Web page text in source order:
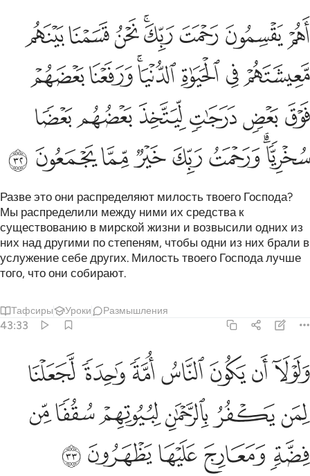
اهم يقسمون رحمت ربك نحن قسمنا بينهم معيشتهم في الحياة
أَهُمْ يَقْسِمُونَ رَحْمَتَ رَبِّكَ ۚ نَحْنُ قَسَمْنَا بَيْنَهُم مَّعِيشَتَهُمْ فِى
ﲨﲩﲪﲫﲬﲭﲮﲯ
ﲰﲱﲲﲳﲴﲵﲶ
ﲷﲸﲹﲺﲻﲼ
ﲽﲾﲿﳀﳁﳂﳃ ﳄ
Разве это они распределяют милость твоего Господа?
Мы распределили между ними их средства к
существованию в мирской жизни и возвысили одних из
них над другими по степеням, чтобы одни из них брали в
услужение себе других. Милость твоего Господа лучше
того, что они собирают.
Тафсиры Уроки Размышления
43:33
ولولا ان يكون الناس امة واحدة لجعلنا لمن يكفر بالرحمان لبيوتهم
وَلَوْلَآ أَن يَكُونَ ٱلنَّاسُ أُمَّةًۭ وَٰحِدَةًۭ لَّجَعَلْنَا لِمَن يَكْفُرُ بِٱلرَّحْمَـٰنِ
ﳅﳆﳇﳈﳉﳊﳋ
ﳌﳍ ﳎﳏﳐﳑ
ﳒ ﳓﳔﳕﳖ